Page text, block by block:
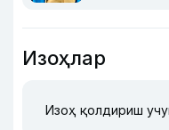
Изоҳлар
Изоҳ қолдириш